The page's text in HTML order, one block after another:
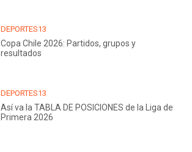
DEPORTES13
Copa Chile 2026: Partidos, grupos y
resultados
DEPORTES13
Así va la TABLA DE POSICIONES de la Liga de
Primera 2026